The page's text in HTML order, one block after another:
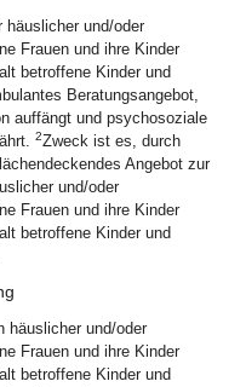
und/oder
Frauen und ihre Kinder
betroffene Kinder und
Beratungsangebot,
auffängt und psychosoziale
2Zweck ist es, durch
Angebot zur
und/oder
Frauen und ihre Kinder
betroffene Kinder und
häuslicher und/oder
Frauen und ihre Kinder
betroffene Kinder und